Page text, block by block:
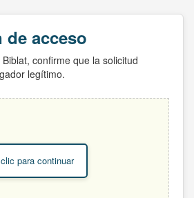
acceso
confirme que la solicitud
legítimo.
para continuar